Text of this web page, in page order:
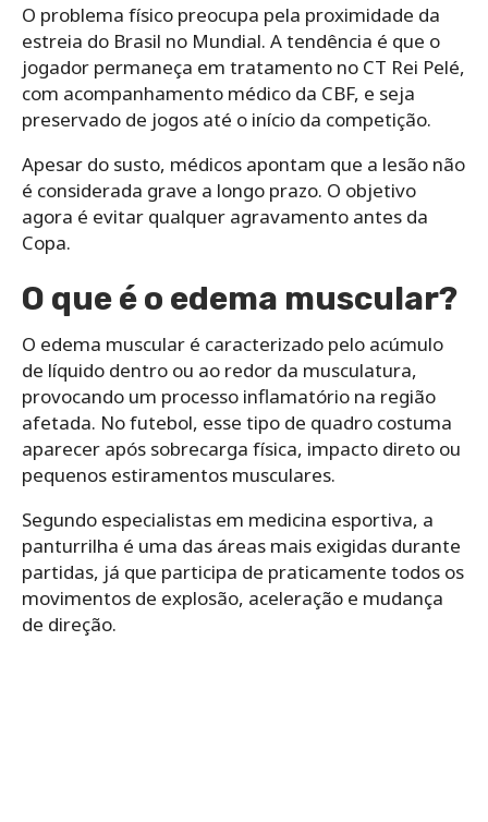
O problema físico preocupa pela proximidade da
estreia do Brasil no Mundial. A tendência é que o
jogador permaneça em tratamento no CT Rei Pelé,
com acompanhamento médico da CBF, e seja
preservado de jogos até o início da competição.
Apesar do susto, médicos apontam que a lesão não
é considerada grave a longo prazo. O objetivo
agora é evitar qualquer agravamento antes da
Copa.
O que é o edema muscular?
O edema muscular é caracterizado pelo acúmulo
de líquido dentro ou ao redor da musculatura,
provocando um processo inflamatório na região
afetada. No futebol, esse tipo de quadro costuma
aparecer após sobrecarga física, impacto direto ou
pequenos estiramentos musculares.
Segundo especialistas em medicina esportiva, a
panturrilha é uma das áreas mais exigidas durante
partidas, já que participa de praticamente todos os
movimentos de explosão, aceleração e mudança
de direção.